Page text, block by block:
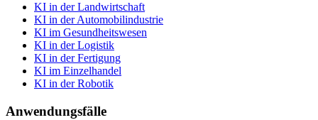
KI in der Landwirtschaft
KI in der Automobilindustrie
KI im Gesundheitswesen
KI in der Logistik
KI in der Fertigung
KI im Einzelhandel
KI in der Robotik
Anwendungsfälle